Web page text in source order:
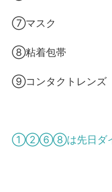
⑦マスク
⑧粘着包帯
⑨コンタクトレンズ
①②⑥⑧は先日ダ